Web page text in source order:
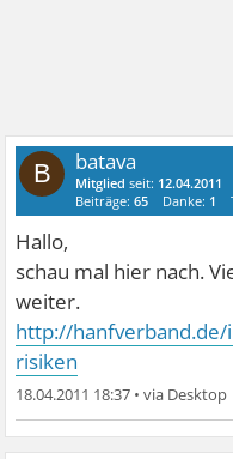
B batava
Mitglied seit: 12.04.2011
Beiträge:65 Danke: 1
Hallo,
schau mal hier nach.
weiter.
http://
risiken
18.04.2011 18:37 •